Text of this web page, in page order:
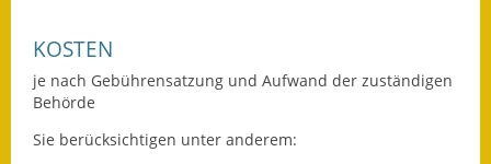
Gerätehütten
Gutachterausschuss
KOSTEN
je nach Gebührensatzung und Aufwand der zuständigen
Behörde
Sie berücksichtigen unter anderem: